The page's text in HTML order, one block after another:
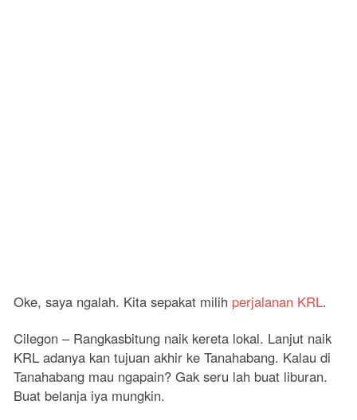
Oke, saya ngalah. Kita sepakat milih perjalanan KRL.
Cilegon – Rangkasbitung naik kereta lokal. Lanjut naik
KRL adanya kan tujuan akhir ke Tanahabang. Kalau di
Tanahabang mau ngapain? Gak seru lah buat liburan.
Buat belanja iya mungkin.